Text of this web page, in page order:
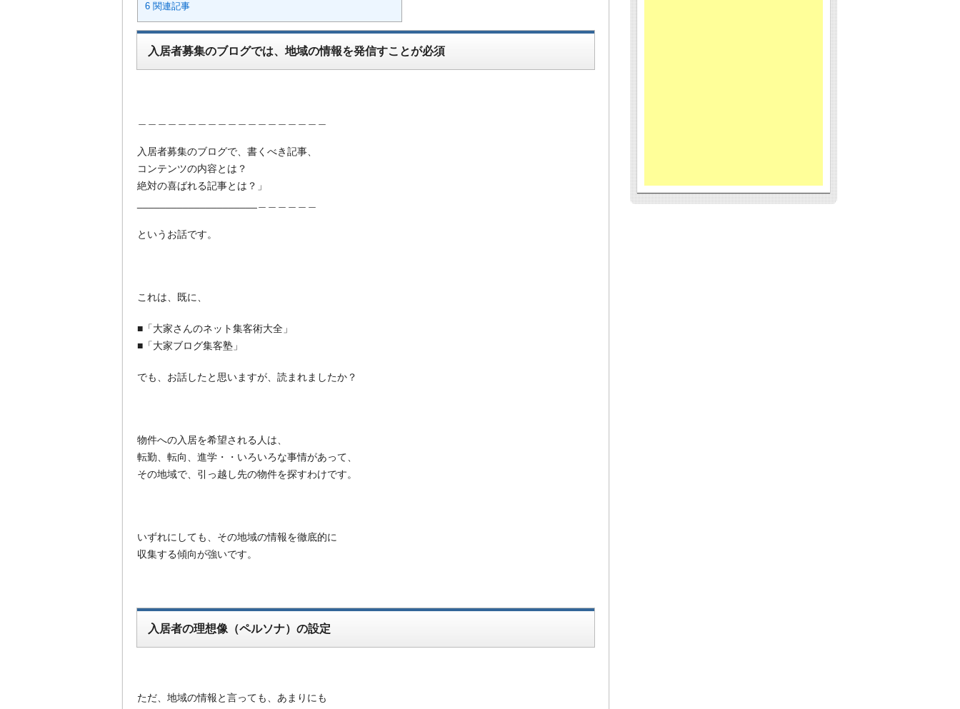
6 関連記事
入居者募集のブログでは、地域の情報を発信すことが必須
入居者募集のブログで、書くべき記事、
コンテンツの内容とは？
絶対の喜ばれる記事とは？」
というお話です。
これは、既に、
■「大家さんのネット集客術大全」
■「大家ブログ集客塾」
でも、お話したと思いますが、読まれましたか？
物件への入居を希望される人は、
転勤、転向、進学・・いろいろな事情があって、
その地域で、引っ越し先の物件を探すわけです。
いずれにしても、その地域の情報を徹底的に
収集する傾向が強いです。
入居者の理想像（ペルソナ）の設定
ただ、地域の情報と言っても、あまりにも